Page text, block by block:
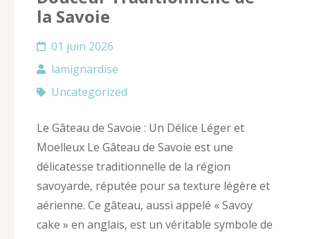
la Savoie
01 juin 2026
lamignardise
Uncategorized
Le Gâteau de Savoie : Un Délice Léger et
Moelleux Le Gâteau de Savoie est une
délicatesse traditionnelle de la région
savoyarde, réputée pour sa texture légère et
aérienne. Ce gâteau, aussi appelé « Savoy
cake » en anglais, est un véritable symbole de